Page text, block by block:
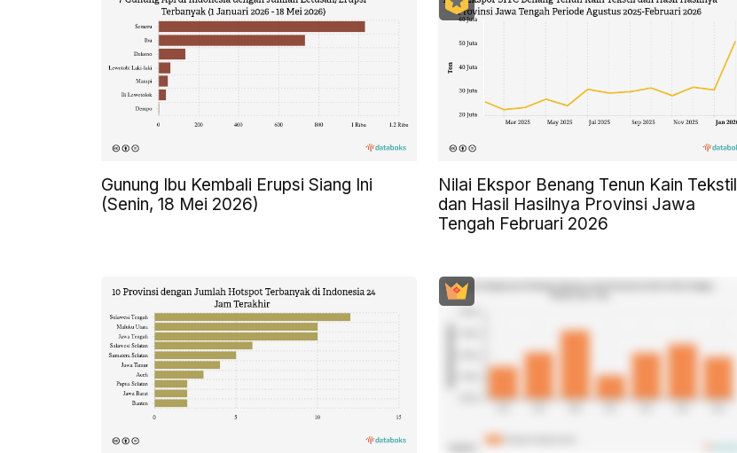
Gunung Ibu Kembali Erupsi Siang Ini
(Senin, 18 Mei 2026)
Nilai Ekspor Benang Tenun Kain Tekstil
dan Hasil Hasilnya Provinsi Jawa
Tengah Februari 2026